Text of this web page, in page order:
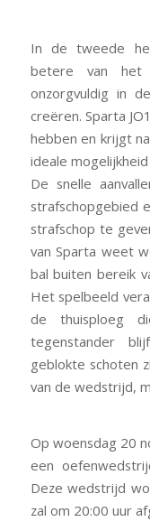
In de tweede
betere van
onzorgvuldig in
creëren. Sparta
hebben en krijgt
ideale
De snelle
strafschopgebied
strafschop te
van Sparta weet
bal buiten bereik
Het spelbeeld
de thuisploeg
tegenstander
geblokte schoten
van de wedstrijd,
Op woensdag 20
een
Deze wedstrijd
zal om 20:00 uur